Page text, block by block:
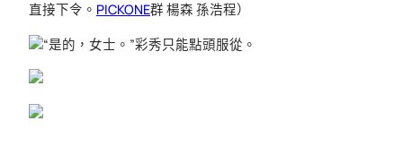
直接下令。 PICKONE群 楊森 孫浩程）
“是的，女士。”彩秀只能點頭服從。